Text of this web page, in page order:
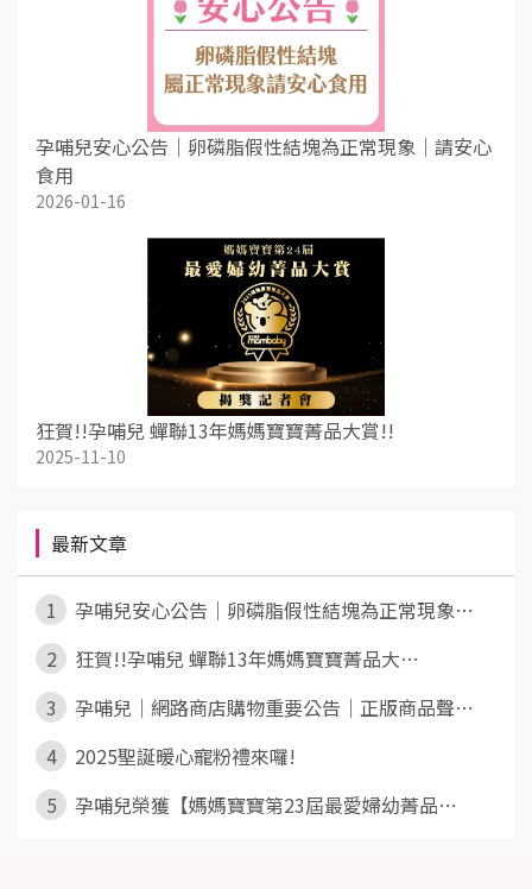
孕哺兒安心公告｜卵磷脂假性結塊為正常現象｜請安心
食用
2026-01-16
狂賀!!孕哺兒 蟬聯13年媽媽寶寶菁品大賞!!
2025-11-10
最新文章
1
孕哺兒安心公告｜卵磷脂假性結塊為正常現象⋯
2
狂賀!!孕哺兒 蟬聯13年媽媽寶寶菁品大⋯
3
孕哺兒｜網路商店購物重要公告｜正版商品聲⋯
4
2025聖誕暖心寵粉禮來囉!
5
孕哺兒榮獲【媽媽寶寶第23屆最愛婦幼菁品⋯